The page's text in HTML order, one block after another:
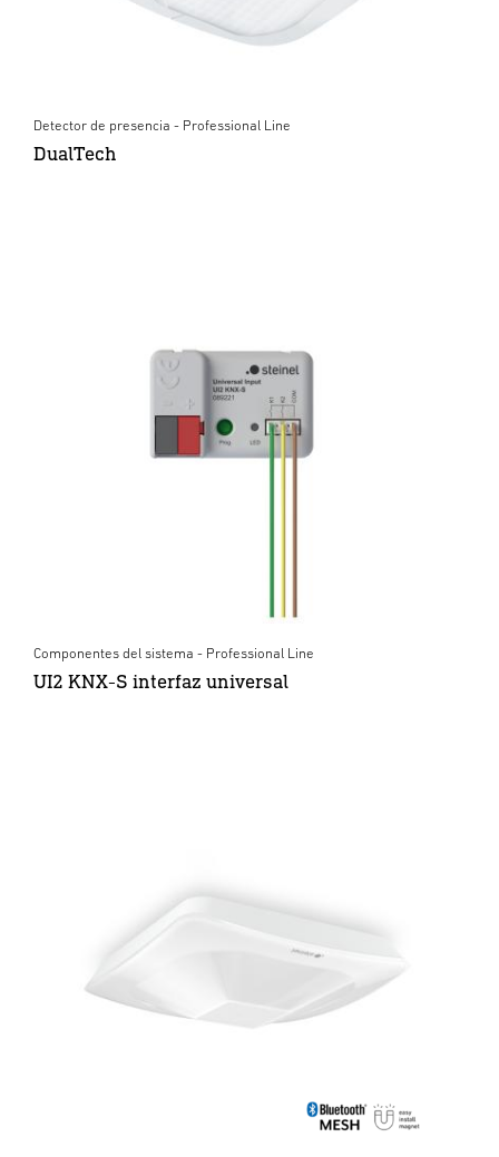
Detector de presencia - Professional Line
DualTech
Componentes del sistema - Professional Line
UI2 KNX-S interfaz universal